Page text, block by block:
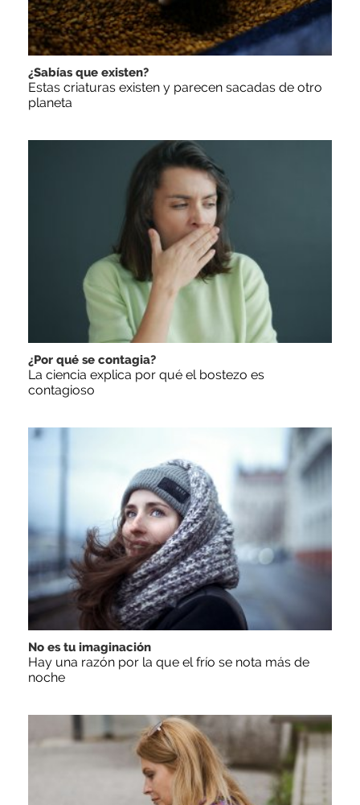
¿Sabías que existen?
Estas criaturas existen y parecen sacadas de otro
planeta
¿Por qué se contagia?
La ciencia explica por qué el bostezo es
contagioso
No es tu imaginación
Hay una razón por la que el frío se nota más de
noche